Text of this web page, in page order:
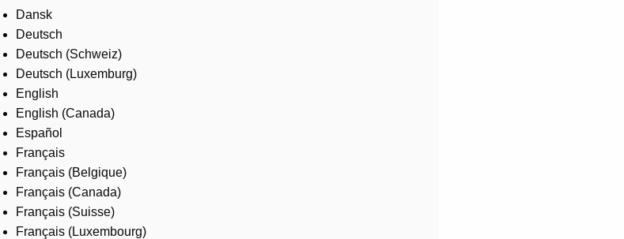
Dansk
Deutsch
Deutsch (Schweiz)
Deutsch (Luxemburg)
English
English (Canada)
Español
Français
Français (Belgique)
Français (Canada)
Français (Suisse)
Français (Luxembourg)